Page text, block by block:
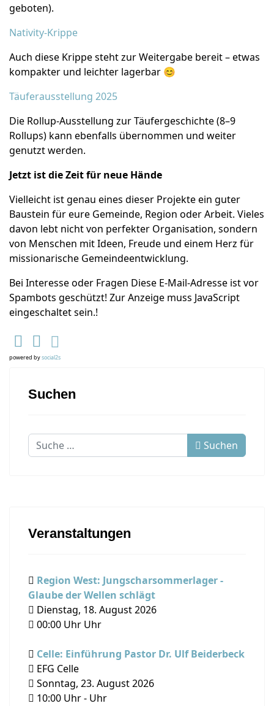
geboten).
Nativity-Krippe
Auch diese Krippe steht zur Weitergabe bereit – etwas
kompakter und leichter lagerbar 😊
Täuferausstellung 2025
Die Rollup-Ausstellung zur Täufergeschichte (8–9
Rollups) kann ebenfalls übernommen und weiter
genutzt werden.
Jetzt ist die Zeit für neue Hände
Vielleicht ist genau eines dieser Projekte ein guter
Baustein für eure Gemeinde, Region oder Arbeit. Vieles
davon lebt nicht von perfekter Organisation, sondern
von Menschen mit Ideen, Freude und einem Herz für
missionarische Gemeindeentwicklung.
Bei Interesse oder Fragen Diese E-Mail-Adresse ist vor
Spambots geschützt! Zur Anzeige muss JavaScript
eingeschaltet sein.!
powered bysocial2s
Suchen
Suchen Suchen
Veranstaltungen
Region West: Jungscharsommerlager -
Glaube der Wellen schlägt
Dienstag, 18. August 2026
00:00 Uhr Uhr
Celle: Einführung Pastor Dr. Ulf Beiderbeck
EFG Celle
Sonntag, 23. August 2026
10:00 Uhr - Uhr